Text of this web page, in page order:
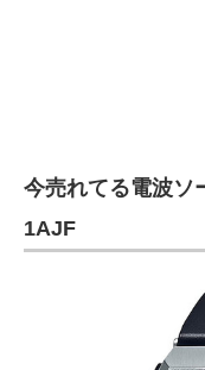
今売れてる電波ソ
1AJF